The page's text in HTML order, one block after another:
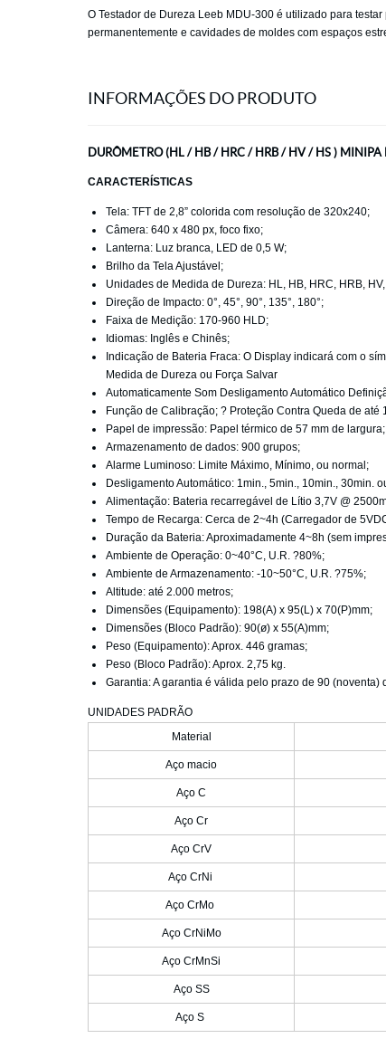
O Testador de Dureza Leeb MDU-300 é utilizado para
permanentemente e cavidades de moldes com espaços
INFORMAÇÕES DO PRODUTO
DURÔMETRO (HL / HB / HRC / HRB / HV / HS )
CARACTERÍSTICAS
Tela: TFT de 2,8” colorida com resolução de 320x240;
Câmera: 640 x 480 px, foco fixo;
Lanterna: Luz branca, LED de 0,5 W;
Brilho da Tela Ajustável;
Unidades de Medida de Dureza: HL, HB, HRC, HRB,
Direção de Impacto: 0°, 45°, 90°, 135°, 180°;
Faixa de Medição: 170-960 HLD;
Idiomas: Inglês e Chinês;
Indicação de Bateria Fraca: O Display indicará com o
Medida de Dureza ou Força Salvar
Automaticamente Som Desligamento Automático
Função de Calibração; ? Proteção Contra Queda de até
Papel de impressão: Papel térmico de 57 mm de largura;
Armazenamento de dados: 900 grupos;
Alarme Luminoso: Limite Máximo, Mínimo, ou normal;
Desligamento Automático: 1min., 5min., 10min., 30min.
Alimentação: Bateria recarregável de Lítio 3,7V @
Tempo de Recarga: Cerca de 2~4h (Carregador de
Duração da Bateria: Aproximadamente 4~8h (sem
Ambiente de Operação: 0~40°C, U.R. ?80%;
Ambiente de Armazenamento: -10~50°C, U.R. ?75%;
Altitude: até 2.000 metros;
Dimensões (Equipamento): 198(A) x 95(L) x 70(P)mm;
Dimensões (Bloco Padrão): 90(ø) x 55(A)mm;
Peso (Equipamento): Aprox. 446 gramas;
Peso (Bloco Padrão): Aprox. 2,75 kg.
Garantia: A garantia é válida pelo prazo de 90
UNIDADES PADRÃO
Material
Aço macio
Aço C
Aço Cr
Aço CrV
Aço CrNi
Aço CrMo
Aço CrNiMo
Aço CrMnSi
Aço SS
Aço S